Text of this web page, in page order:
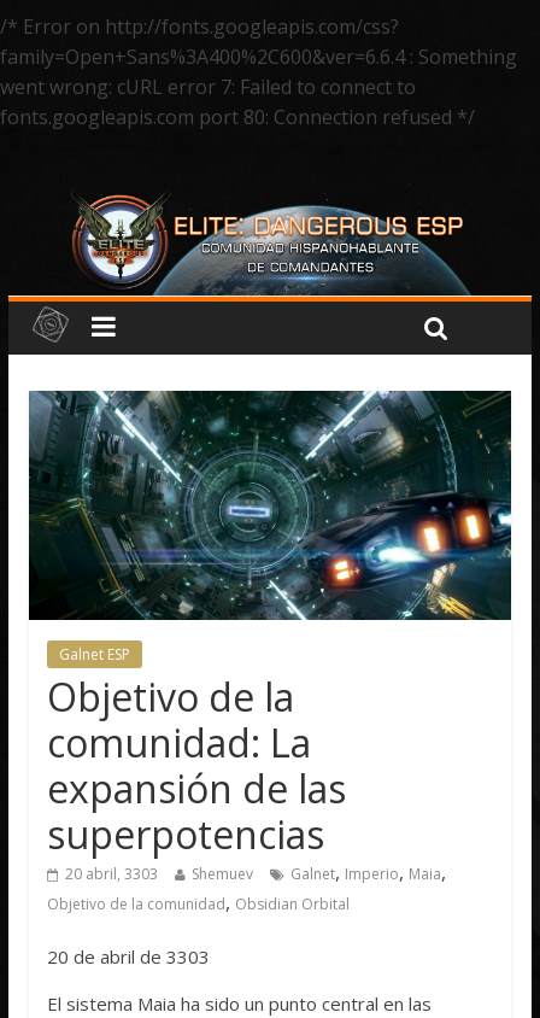
/* Error on http://fonts.googleapis.com/css?
family=Open+Sans%3A400%2C600&ver=6.6.4 : Something
went wrong: cURL error 7: Failed to connect to
fonts.googleapis.com port 80: Connection refused */
Galnet ESP
Objetivo de la
comunidad: La
expansión de las
superpotencias
20 abril, 3303 Shemuev Galnet, Imperio, Maia,
Objetivo de la comunidad, Obsidian Orbital
20 de abril de 3303
El sistema Maia ha sido un punto central en las